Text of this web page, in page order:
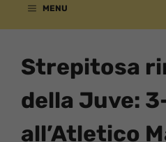
MENU
Strepitosa
della Juve:
all’Atletico